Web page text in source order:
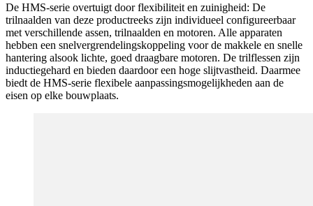
De HMS-serie overtuigt door flexibiliteit en zuinigheid: De
trilnaalden van deze productreeks zijn individueel configureerbaar
met verschillende assen, trilnaalden en motoren. Alle apparaten
hebben een snelvergrendelingskoppeling voor de makkele en snelle
hantering alsook lichte, goed draagbare motoren. De trilflessen zijn
inductiegehard en bieden daardoor een hoge slijtvastheid. Daarmee
biedt de HMS-serie flexibele aanpassingsmogelijkheden aan de
eisen op elke bouwplaats.